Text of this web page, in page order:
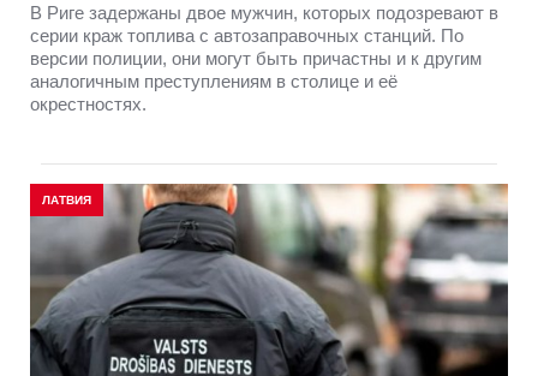
В Риге задержаны двое мужчин, которых подозревают в
серии краж топлива с автозаправочных станций. По
версии полиции, они могут быть причастны и к другим
аналогичным преступлениям в столице и её
окрестностях.
ЛАТВИЯ